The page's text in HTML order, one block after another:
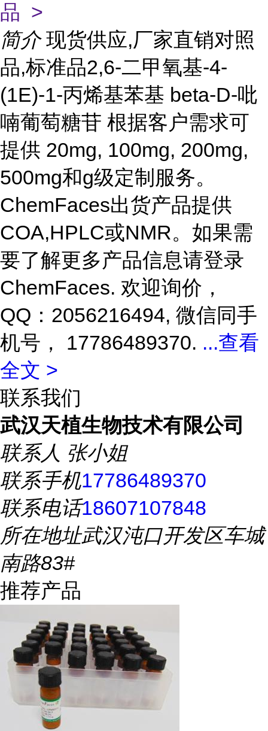
品 >
简介 现货供应,厂家直销对照
品,标准品2,6-二甲氧基-4-
(1E)-1-丙烯基苯基 beta-D-吡
喃葡萄糖苷 根据客户需求可
提供 20mg, 100mg, 200mg,
500mg和g级定制服务。
ChemFaces出货产品提供
COA,HPLC或NMR。如果需
要了解更多产品信息请登录
ChemFaces. 欢迎询价，
QQ：2056216494, 微信同手
机号， 17786489370. ...查看
全文 >
联系我们
武汉天植生物技术有限公司
联系人 张小姐
联系手机17786489370
联系电话18607107848
所在地址武汉沌口开发区车城
南路83#
推荐产品